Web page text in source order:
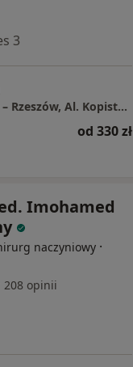
3
Centrum Medyczne LUX MED – Rzeszów, Al. Kopisto 1
od 330 zł
Imohamed
naczyniowy ·
208 opinii